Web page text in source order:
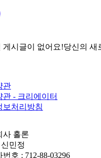
게시글이 없어요!당신의 새
관
관 - 크리에이터
보처리방침
사 홀론
민정
호 : 712-88-03296